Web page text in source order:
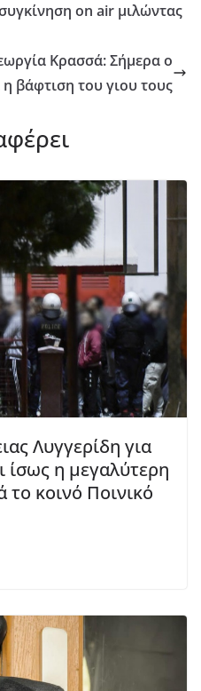
on air μιλώντας
Κρασσά: Σήμερα ο
βάφτιση του γιου τους
Λυγγερίδη για
ίσως η μεγαλύτερη
κοινό Ποινικό